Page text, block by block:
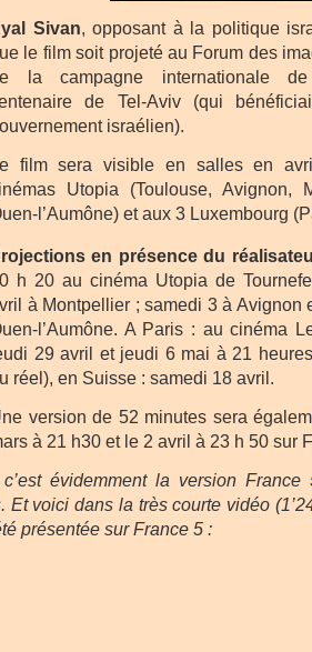
Sivan , opposant à la politique
le film soit projeté au Forum des
la campagne internationale
de Tel-Aviv (qui
israélien).
film sera visible en salles en
Utopia (Toulouse, Avignon,
l’Aumône) et aux 3 Luxembourg
en présence du
h 20 au cinéma Utopia de
à Montpellier ; samedi 3 à Avignon
l’Aumône. A Paris : au cinéma
29 avril et jeudi 6 mai à 21
réel), en Suisse : samedi 18 avril.
version de 52 minutes sera
à 21 h30 et le 2 avril à 23 h 50 sur
c’est évidemment la version
Et voici dans la très courte vidéo
présentée sur France 5 :